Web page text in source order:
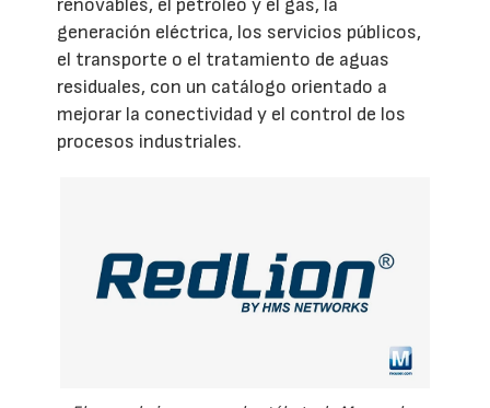
renovables, el petróleo y el gas, la
generación eléctrica, los servicios públicos,
el transporte o el tratamiento de aguas
residuales, con un catálogo orientado a
mejorar la conectividad y el control de los
procesos industriales.